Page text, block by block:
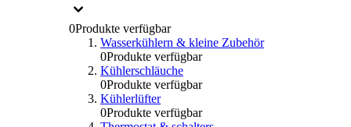
0Produkte verfügbar
Wasserkühlern & kleine Zubehör
0Produkte verfügbar
Kühlerschläuche
0Produkte verfügbar
Kühlerlüfter
0Produkte verfügbar